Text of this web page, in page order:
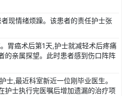
现情绪烦躁。该患者的责任护士张
胃癌术后第1天,护士就减轻术后疼痛
的亲属探望。此时患者感到伤口阵阵
士,最近科室新近一位刚毕业医生。
护士执行完医嘱后增加遗漏的治疗项